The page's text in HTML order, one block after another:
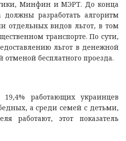
Минфин и МЭРТ. До конца
разработать алгоритм
отдельных видов льгот, в том
транспорте. По сути,
льгот в денежной
бесплатного проезда.
работающих украинцев
а среди семей с детьми,
работают, этот показатель